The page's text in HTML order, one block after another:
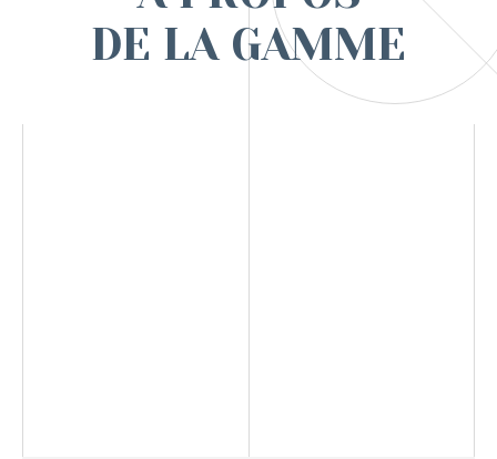
DE LA GAMME